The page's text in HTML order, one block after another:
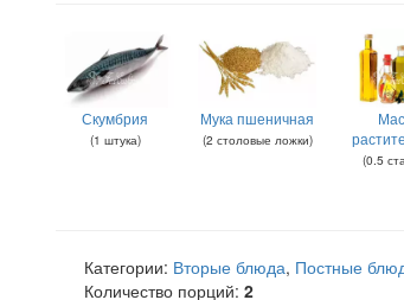
Скумбрия
(1 штука)
Мука пшеничная
(2 столовые ложки)
(0.5
Категории: Вторые блюда, Постные
Количество порций: 2